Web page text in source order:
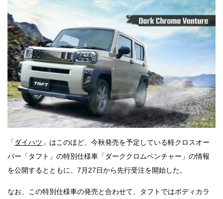
「ダイハツ 」はこのほど、今秋発売を予定している軽クロスオー
バー「タフト」の特別仕様車「ダーククロムベンチャー」の情報
を公開するとともに、7月27日から先行受注を開始した。
なお、この特別仕様車の発売と合わせて、タフトではボディカラ